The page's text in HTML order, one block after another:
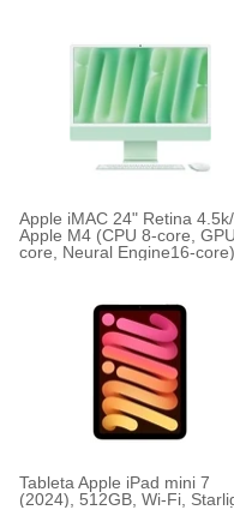
Apple iMAC 24" Retina 4.5k/
Apple M4 (CPU 8-core,
core, Neural Engine16-core)
Tableta Apple iPad mini 7
(2024), 512GB, Wi-Fi,